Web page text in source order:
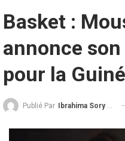
Basket :
annonce
pour la
Publié Par Ibrahima Sory Diallo